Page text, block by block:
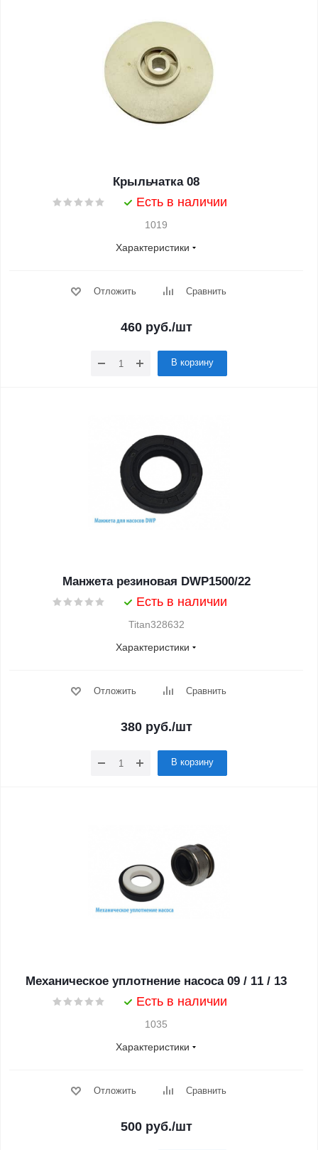
Крыльчатка 08
Есть в наличии
1019
Характеристики
Отложить Сравнить
460 руб./шт
В корзину
Манжета резиновая DWP1500/22
Есть в наличии
Titan328632
Характеристики
Отложить Сравнить
380 руб./шт
В корзину
Механическое уплотнение насоса 09 / 11 / 13
Есть в наличии
1035
Характеристики
Отложить Сравнить
500 руб./шт